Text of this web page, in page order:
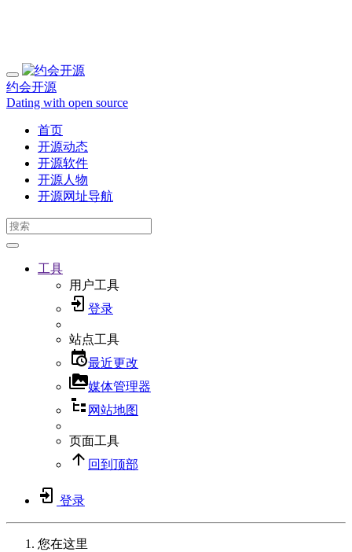
约会开源
Dating with open source
首页
开源动态
开源软件
开源人物
开源网址导航
工具
用户工具
登录
站点工具
最近更改
媒体管理器
网站地图
页面工具
回到顶部
登录
您在这里